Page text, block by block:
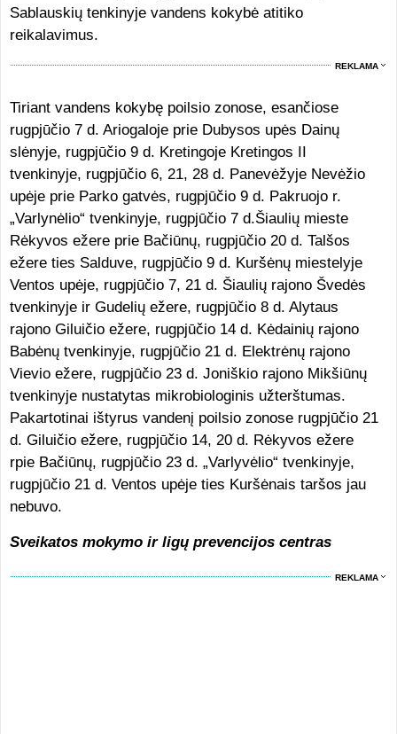
Sablauskių tenkinyje vandens kokybė atitiko
reikalavimus.
REKLAMA
Tiriant vandens kokybę poilsio zonose, esančiose
rugpjūčio 7 d. Ariogaloje prie Dubysos upės Dainų
slėnyje, rugpjūčio 9 d. Kretingoje Kretingos II
tvenkinyje, rugpjūčio 6, 21, 28 d. Panevėžyje Nevėžio
upėje prie Parko gatvės, rugpjūčio 9 d. Pakruojo r.
„Varlynėlio“ tvenkinyje, rugpjūčio 7 d.Šiaulių mieste
Rėkyvos ežere prie Bačiūnų, rugpjūčio 20 d. Talšos
ežere ties Salduve, rugpjūčio 9 d. Kuršėnų miestelyje
Ventos upėje, rugpjūčio 7, 21 d. Šiaulių rajono Švedės
tvenkinyje ir Gudelių ežere, rugpjūčio 8 d. Alytaus
rajono Giluičio ežere, rugpjūčio 14 d. Kėdainių rajono
Babėnų tvenkinyje, rugpjūčio 21 d. Elektrėnų rajono
Vievio ežere, rugpjūčio 23 d. Joniškio rajono Mikšiūnų
tvenkinyje nustatytas mikrobiologinis užterštumas.
Pakartotinai ištyrus vandenį poilsio zonose rugpjūčio 21
d. Giluičio ežere, rugpjūčio 14, 20 d. Rėkyvos ežere
rpie Bačiūnų, rugpjūčio 23 d. „Varlyvėlio“ tvenkinyje,
rugpjūčio 21 d. Ventos upėje ties Kuršėnais taršos jau
nebuvo.
Sveikatos mokymo ir ligų prevencijos centras
REKLAMA